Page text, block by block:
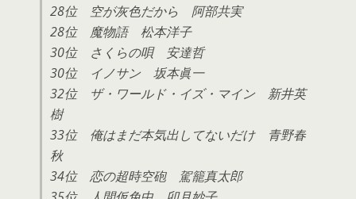
28位 空が灰色だから 阿部共実
28位 魔物語 松本洋子
30位 さくらの唄 安達哲
30位 イノサン 坂本眞一
32位 ザ・ワールド・イズ・マイン 新井英
樹
33位 俺はまだ本気出してないだけ 青野春
秋
34位 恋の超時空砲 駕籠真太郎